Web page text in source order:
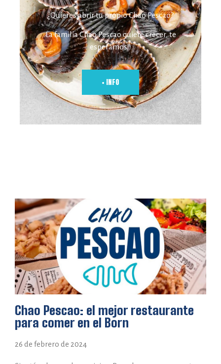
¿Quieres abrir tu propio Chao Pescao?
La familia Chao Pescao quiere crecer, te
esperamos!!
+ INFO
Chao Pescao: el mejor restaurante
para comer en el Born
26 de febrero de 2024